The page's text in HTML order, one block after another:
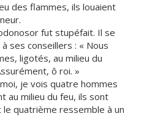
des flammes, ils louaient
fut stupéfait. Il se
ses conseillers : « Nous
ligotés, au milieu du
ô roi. »
je vois quatre hommes
au milieu du feu, ils sont
quatrième ressemble à un